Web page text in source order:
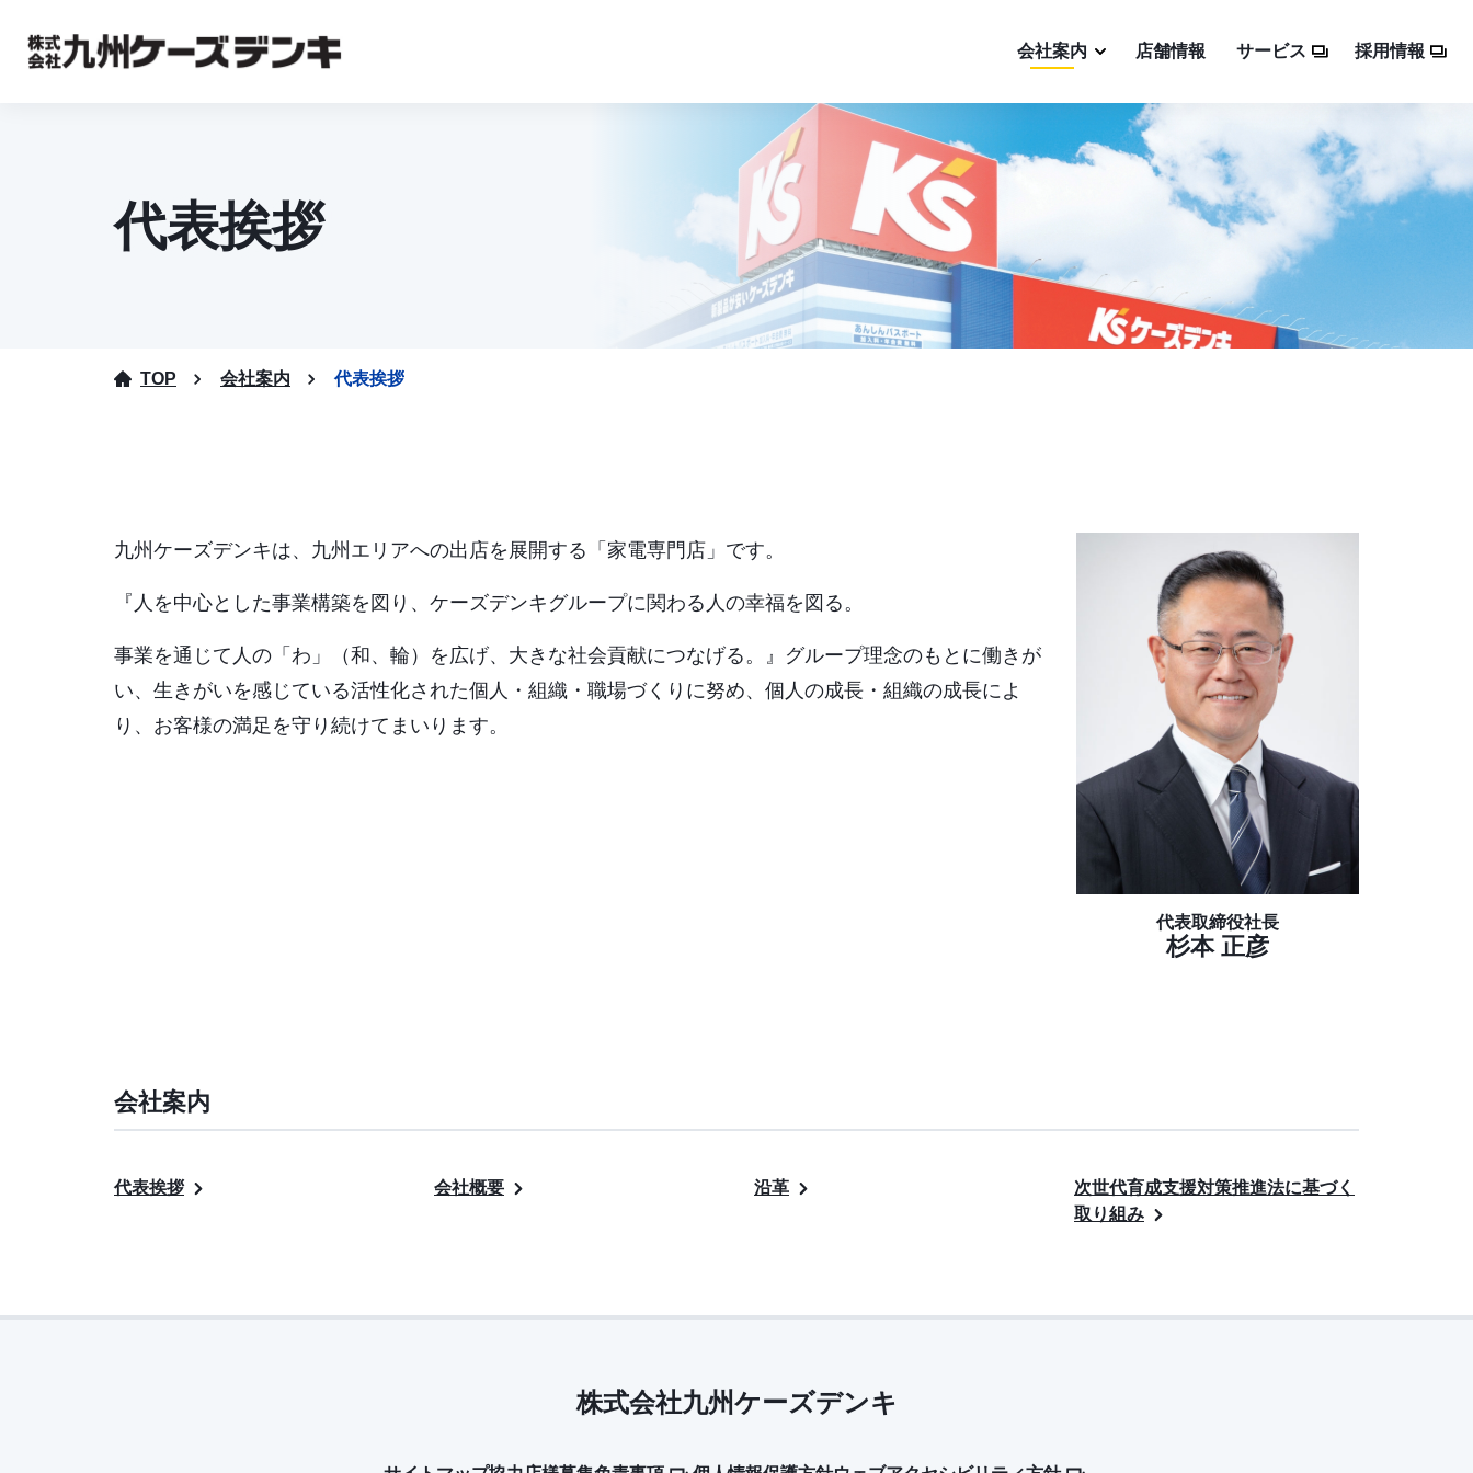
会社案内 店舗情報 サービス 採用情報
代表挨拶
TOP 会社案内 代表挨拶
九州ケーズデンキは、九州エリアへの出店を展開する「家電専門店」です。
『人を中心とした事業構築を図り、ケーズデンキグループに関わる人の幸福を図る。
事業を通じて人の「わ」（和、輪）を広げ、大きな社会貢献につなげる。』グループ理念のもとに働きが
い、生きがいを感じている活性化された個人・組織・職場づくりに努め、個人の成長・組織の成長によ
り、お客様の満足を守り続けてまいります。
代表取締役社長
杉本 正彦
会社案内
代表挨拶 会社概要 沿革
次世代育成支援対策推進法に基づく
取り組み
株式会社九州ケーズデンキ